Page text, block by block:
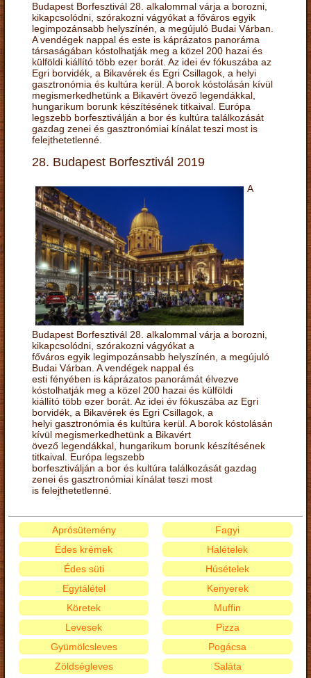
Budapest Borfesztivál 28. alkalommal várja a borozni,
kikapcsolódni, szórakozni vágyókat a főváros egyik
legimpozánsabb helyszínén, a megújuló Budai Várban.
A vendégek nappal és este is káprázatos panoráma
társaságában kóstolhatják meg a közel 200 hazai és
külföldi kiállító több ezer borát. Az idei év fókuszába az
Egri borvidék, a Bikavérek és Egri Csillagok, a helyi
gasztronómia és kultúra kerül. A borok kóstolásán kívül
megismerkedhetünk a Bikavért övező legendákkal,
hungarikum borunk készítésének titkaival. Európa
legszebb borfesztiválján a bor és kultúra találkozását
gazdag zenei és gasztronómiai kínálat teszi most is
felejthetetlenné.
28. Budapest Borfesztivál 2019
A
Budapest Borfesztivál 28. alkalommal várja a borozni,
kikapcsolódni, szórakozni vágyókat a
főváros egyik legimpozánsabb helyszínén, a megújuló
Budai Várban. A vendégek nappal és
esti fényében is káprázatos panorámát élvezve
kóstolhatják meg a közel 200 hazai és külföldi
kiállító több ezer borát. Az idei év fókuszába az Egri
borvidék, a Bikavérek és Egri Csillagok, a
helyi gasztronómia és kultúra kerül. A borok kóstolásán
kívül megismerkedhetünk a Bikavért
övező legendákkal, hungarikum borunk készítésének
titkaival. Európa legszebb
borfesztiválján a bor és kultúra találkozását gazdag
zenei és gasztronómiai kínálat teszi most
is felejthetetlenné.
Aprósütemény
Édes krémek
Édes süti
Egytálétel
Fagyi
Halételek
Húsételek
Kenyerek
Köretek
Levesek
Gyümölcsleves
Zöldségleves
Muffin
Pizza
Pogácsa
Saláta